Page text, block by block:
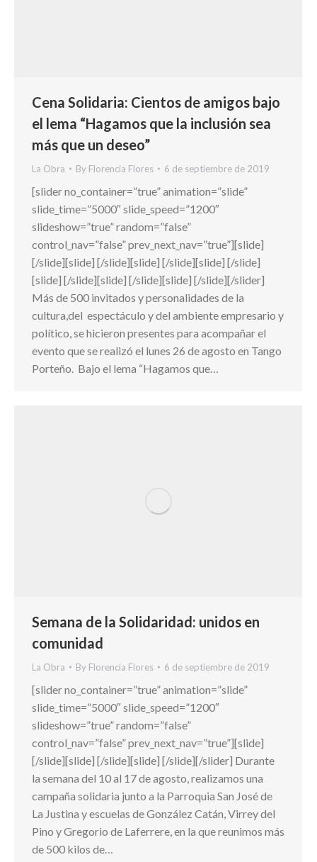
Cena Solidaria: Cientos de amigos bajo
el lema “Hagamos que la inclusión sea
más que un deseo”
La Obra By Florencia Flores 6 de septiembre de 2019
[slider no_container=”true” animation=”slide”
slide_time=”5000″ slide_speed=”1200″
slideshow=”true” random=”false”
control_nav=”false” prev_next_nav=”true”][slide]
[/slide][slide] [/slide][slide] [/slide][slide] [/slide]
[slide] [/slide][slide] [/slide][slide] [/slide][/slider]
Más de 500 invitados y personalidades de la
cultura,del espectáculo y del ambiente empresario y
político, se hicieron presentes para acompañar el
evento que se realizó el lunes 26 de agosto en Tango
Porteño. Bajo el lema “Hagamos que…
Semana de la Solidaridad: unidos en
comunidad
La Obra By Florencia Flores 6 de septiembre de 2019
[slider no_container=”true” animation=”slide”
slide_time=”5000″ slide_speed=”1200″
slideshow=”true” random=”false”
control_nav=”false” prev_next_nav=”true”][slide]
[/slide][slide] [/slide][slide] [/slide][/slider] Durante
la semana del 10 al 17 de agosto, realizamos una
campaña solidaria junto a la Parroquia San José de
La Justina y escuelas de González Catán, Virrey del
Pino y Gregorio de Laferrere, en la que reunimos más
de 500 kilos de…